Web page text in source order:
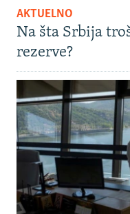
AKTUELNO
Na šta Srbija
rezerve?